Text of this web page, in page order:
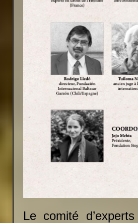
Le comité